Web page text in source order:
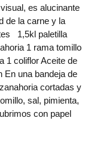
es alucinante
de la carne y la
1,5kl paletilla
1 rama tomillo
1 coliflor Aceite de
una bandeja de
cortadas y
sal, pimienta,
con papel